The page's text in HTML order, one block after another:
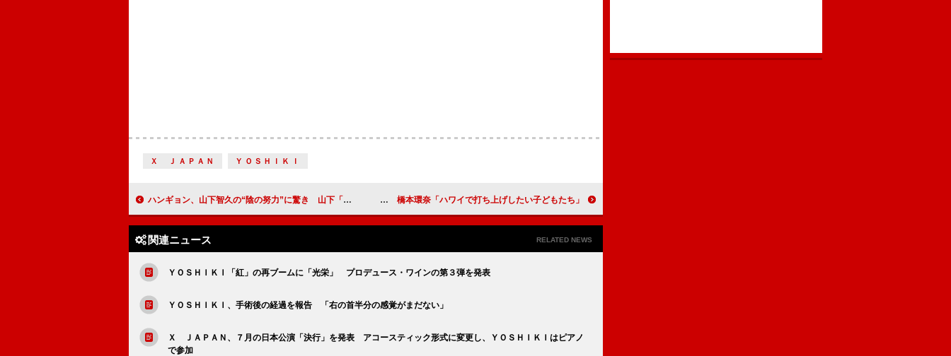
Ｘ ＪＡＰＡＮ ＹＯＳＨＩＫＩ
ハンギョン、山下智久の“陰の努力”に驚き 山下「気味悪い感じを出すために体毛をそった」 杉咲花“長回し撮影”で「忍耐力がついた」 橋本環奈「ハワイで打ち上げしたい子どもたち」
関連ニュース RELATED NEWS
ＹＯＳＨＩＫＩ「紅」の再ブームに「光栄」 プロデュース・ワインの第３弾を発表
ＹＯＳＨＩＫＩ、手術後の経過を報告 「右の首半分の感覚がまだない」
Ｘ ＪＡＰＡＮ、７月の日本公演「決行」を発表 アコースティック形式に変更し、ＹＯＳＨＩＫＩはピアノ
で参加